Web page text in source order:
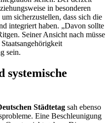
in besonderen
sicherzustellen, dass sich die
integriert haben. „Davon sollte
Seiner Ansicht nach müsse
sein.
systemische
Städtetag sah ebenso
Eine Beschleunigung